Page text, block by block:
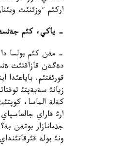
اركئم ءوزئنئث
- ياكي، كئم
- مةن كئم بولسا دا
دةگةن قازاقتئث
قورئقتئم.
زيانئ سةبةپتئ
كةلة الماسا،
ارئ قاراي
جذمانازار بوتةن
ونئ بولة